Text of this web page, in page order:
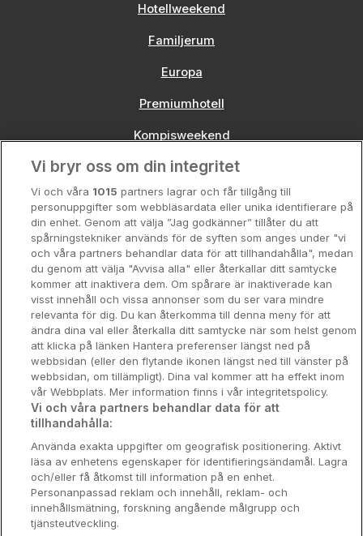
Hotellweekend
Familjerum
Europa
Premiumhotell
Kompisweekend
Storstadsweekend
Hotellrum under 995 kr
Spahotell
Sydsverige
Om Hotellpremien
Nya hotell
Stadsweekend
Booking Enquiries:
Hotellsupport:scandinavian@digibreaks.com
Hotellpremien.se av en del av Coop
Vi bryr oss om din integritet
Vi och våra 1015 partners lagrar och får tillgång till
personuppgifter som webbläsardata eller unika identifierare på
din enhet. Genom att välja ”Jag godkänner” tillåter du att
spårningstekniker används för de syften som anges under "vi
och våra partners behandlar data för att tillhandahålla", medan
du genom att välja "Avvisa alla" eller återkallar ditt samtycke
kommer att inaktivera dem. Om spårare är inaktiverade kan
visst innehåll och vissa annonser som du ser vara mindre
relevanta för dig. Du kan återkomma till denna meny för att
ändra dina val eller återkalla ditt samtycke när som helst genom
att klicka på länken Hantera preferenser längst ned på
webbsidan (eller den flytande ikonen längst ned till vänster på
webbsidan, om tillämpligt). Dina val kommer att ha effekt inom
vår Webbplats. Mer information finns i vår integritetspolicy.
Vi och våra partners behandlar data för att
tillhandahålla:
Använda exakta uppgifter om geografisk positionering. Aktivt
läsa av enhetens egenskaper för identifieringsändamål. Lagra
och/eller få åtkomst till information på en enhet.
Personanpassad reklam och innehåll, reklam- och
innehållsmätning, forskning angående målgrupp och
tjänsteutveckling.